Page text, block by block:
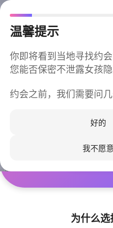
温馨提示
你即将看到当地寻找约会
您能否保密不泄露女孩隐
约会之前，我们需要问
好的
我不愿意
今晚
同城快速匹配，
立即
为什么选